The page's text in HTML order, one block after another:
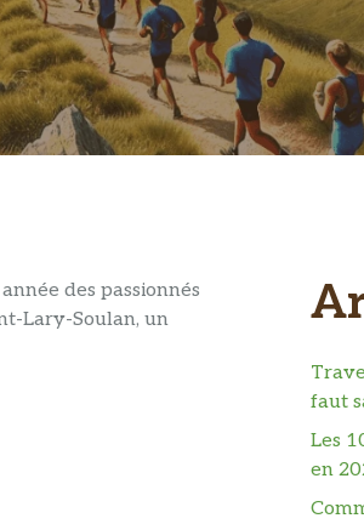
des passionnés
Lary-Soulan, un
faut
Les
en